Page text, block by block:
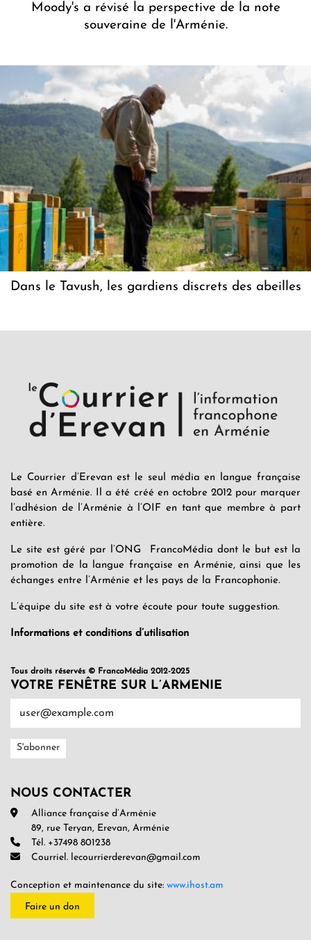
Moody's a révisé la perspective de la note
souveraine de l'Arménie.
Dans le Tavush, les gardiens discrets des abeilles
Le Courrier d’Erevan est le seul média en langue française
basé en Arménie. Il a été créé en octobre 2012 pour marquer
l’adhésion de l’Arménie à l’OIF en tant que membre à part
entière.
Le site est géré par l’ONG FrancoMédia dont le but est la
promotion de la langue française en Arménie, ainsi que les
échanges entre l’Arménie et les pays de la Francophonie.
L’équipe du site est à votre écoute pour toute suggestion.
Informations et conditions d’utilisation
Tous droits réservés © FrancoMédia 2012-2025
VOTRE FENÊTRE SUR L’ARMENIE
NOUS CONTACTER
Alliance française d’Arménie
89, rue Teryan, Erevan, Arménie
Tél. +37498 801238
Courriel. lecourrierderevan@gmail.com
Conception et maintenance du site: www.ihost.am
Faire un don